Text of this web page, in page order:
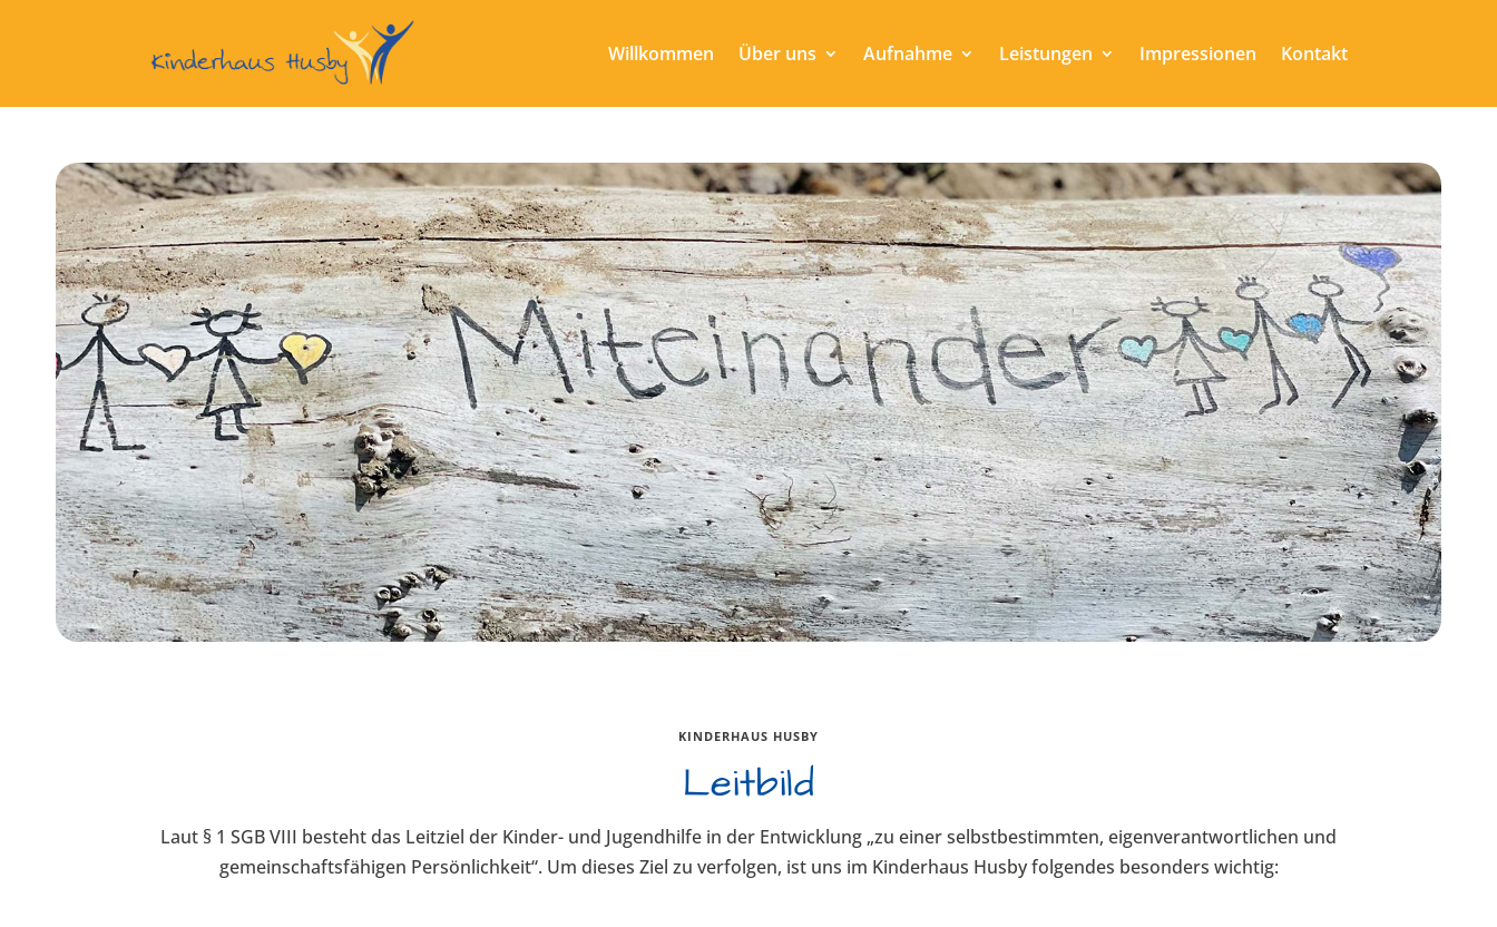
Willkommen Über uns Aufnahme Leistungen Impressionen Kontakt
KINDERHAUS HUSBY
Leitbild
Laut § 1 SGB VIII besteht das Leitziel der Kinder- und Jugendhilfe in der Entwicklung „zu einer selbstbestimmten, eigenverantwortlichen und
gemeinschaftsfähigen Persönlichkeit“. Um dieses Ziel zu verfolgen, ist uns im Kinderhaus Husby folgendes besonders wichtig: